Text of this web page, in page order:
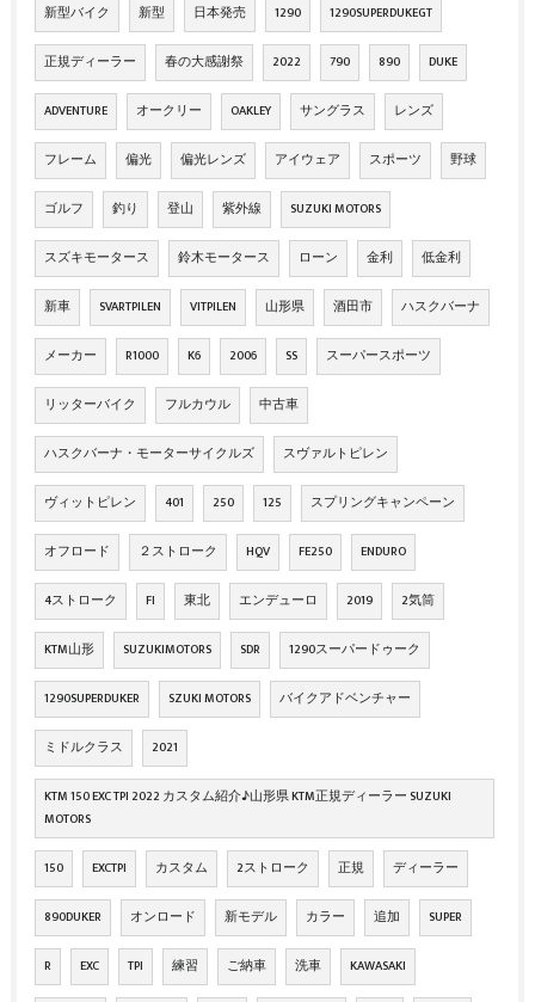
新型バイク 新型 日本発売 1290 1290SUPERDUKEGT
正規ディーラー 春の大感謝祭 2022 790 890 DUKE
ADVENTURE オークリー OAKLEY サングラス レンズ
フレーム 偏光 偏光レンズ アイウェア スポーツ 野球
ゴルフ 釣り 登山 紫外線 SUZUKI MOTORS
スズキモータース 鈴木モータース ローン 金利 低金利
新車 SVARTPILEN VITPILEN 山形県 酒田市 ハスクバーナ
メーカー R1000 K6 2006 SS スーパースポーツ
リッターバイク フルカウル 中古車
ハスクバーナ・モーターサイクルズ スヴァルトピレン
ヴィットピレン 401 250 125 スプリングキャンペーン
オフロード ２ストローク HQV FE250 ENDURO
4ストローク FI 東北 エンデューロ 2019 2気筒
KTM山形 SUZUKIMOTORS SDR 1290スーパードゥーク
1290SUPERDUKER SZUKI MOTORS バイクアドベンチャー
ミドルクラス 2021
KTM 150 EXC TPI 2022 カスタム紹介♪山形県 KTM正規ディーラー SUZUKI
MOTORS
150 EXCTPI カスタム 2ストローク 正規 ディーラー
890DUKER オンロード 新モデル カラー 追加 SUPER
R EXC TPI 練習 ご納車 洗車 KAWASAKI